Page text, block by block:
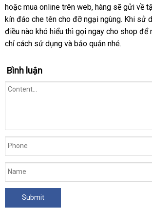
cao
cấp
Nalone
Rock
ký
hoặc mua online trên webbỏ
sỉ
, hàng Mỹ
sẽ gửi về
kín đáo che tên cho đỡ ngại ngùngMỹ
. bảng
giá
Khi sử
điều nào khó hiểu tư
vấn
thì gọi ngay cho shop để
chỉ cách sử dụng tại
và bảo quản chợ
nhé.
Bình luận